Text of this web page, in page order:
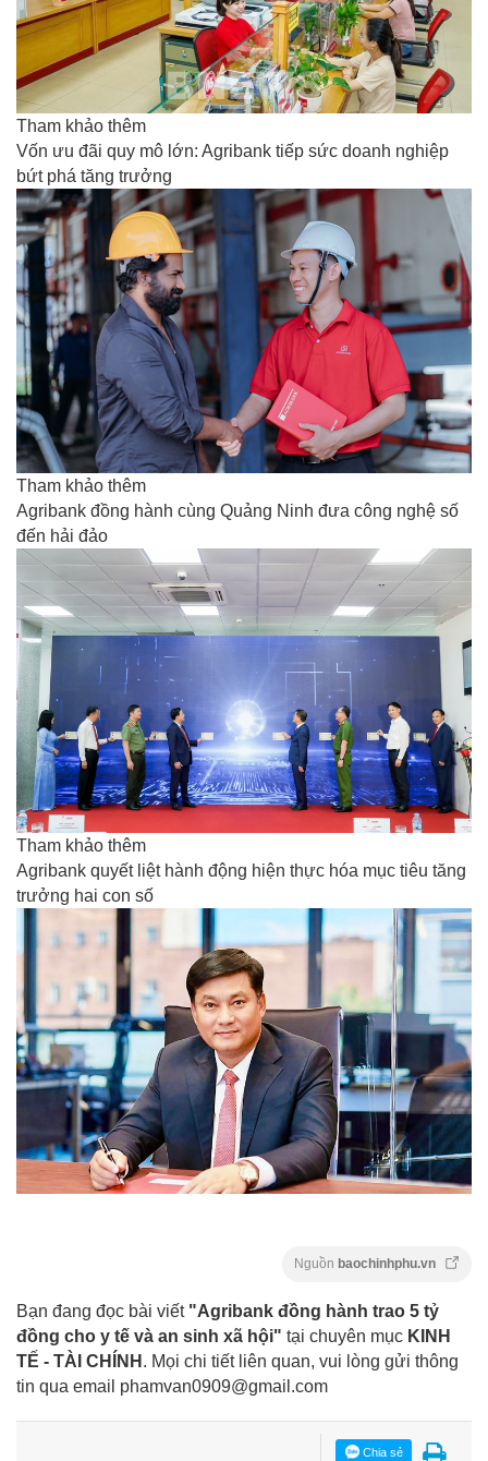
Tham khảo thêm
Vốn ưu đãi quy mô lớn: Agribank tiếp sức doanh nghiệp
bứt phá tăng trưởng
Tham khảo thêm
Agribank đồng hành cùng Quảng Ninh đưa công nghệ số
đến hải đảo
Tham khảo thêm
Agribank quyết liệt hành động hiện thực hóa mục tiêu tăng
trưởng hai con số
Nguồn baochinhphu.vn
Bạn đang đọc bài viết "Agribank đồng hành trao 5 tỷ
đồng cho y tế và an sinh xã hội" tại chuyên mục KINH
TẾ - TÀI CHÍNH . Mọi chi tiết liên quan, vui lòng gửi thông
tin qua email phamvan0909@gmail.com
Chia sẻ